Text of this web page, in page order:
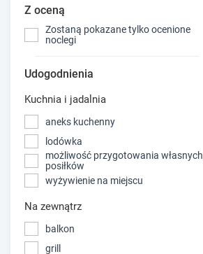
Z oceną
Zostaną pokazane tylko ocenione
noclegi
Udogodnienia
Kuchnia i jadalnia
aneks kuchenny
lodówka
możliwość przygotowania własnych
posiłków
wyżywienie na miejscu
Na zewnątrz
balkon
grill